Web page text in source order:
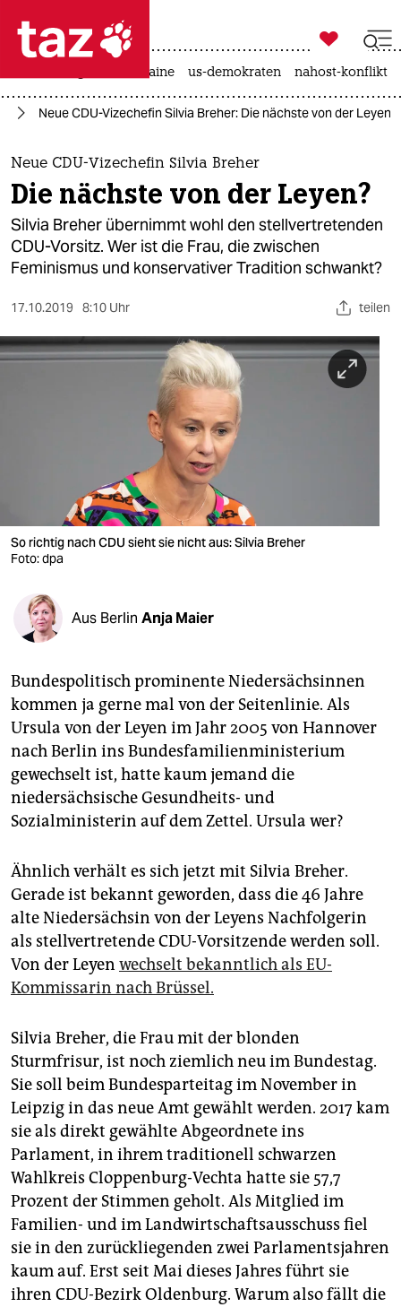
 taz zahl ich
taz zahl ich
themen
politik
öko
sport
verlag
verlag
veranstaltungen
shop
unterstützen
abo
genossenschaft
epaper login

taz zahl ich
krieg in der ukraine us-demokraten nahost-konflikt
Neue CDU-Vizechefin Silvia Breher: Die nächste von der Leyen?
Neue CDU-Vizechefin Silvia Breher
Die nächste von der Leyen?
Silvia Breher übernimmt wohl den stellvertretenden
CDU-Vorsitz. Wer ist die Frau, die zwischen
Feminismus und konservativer Tradition schwankt?
17.10.2019 8:10 Uhr teilen
So richtig nach CDU sieht sie nicht aus: Silvia Breher
Foto: dpa
Aus Berlin Anja Maier
Bundespolitisch prominente Niedersächsinnen
kommen ja gerne mal von der Seitenlinie. Als
Ursula von der Leyen im Jahr 2005 von Hannover
nach Berlin ins Bundesfamilienministerium
gewechselt ist, hatte kaum jemand die
niedersächsische Gesundheits- und
Sozialministerin auf dem Zettel. Ursula wer?
Ähnlich verhält es sich jetzt mit Silvia Breher.
Gerade ist bekannt geworden, dass die 46 Jahre
alte Niedersächsin von der Leyens Nachfolgerin
als stellvertretende CDU-Vorsitzende werden soll.
Von der Leyen wechselt bekanntlich als EU-
Kommissarin nach Brüssel.
Silvia Breher, die Frau mit der blonden
Sturmfrisur, ist noch ziemlich neu im Bundestag.
Sie soll beim Bundesparteitag im November in
Leipzig in das neue Amt gewählt werden. 2017 kam
sie als direkt gewählte Abgeordnete ins
Parlament, in ihrem traditionell schwarzen
Wahlkreis Cloppenburg-Vechta hatte sie 57,7
Prozent der Stimmen geholt. Als Mitglied im
Familien- und im Landwirtschaftsausschuss fiel
sie in den zurückliegenden zwei Parlamentsjahren
kaum auf. Erst seit Mai dieses Jahres führt sie
ihren CDU-Bezirk Oldenburg. Warum also fällt die